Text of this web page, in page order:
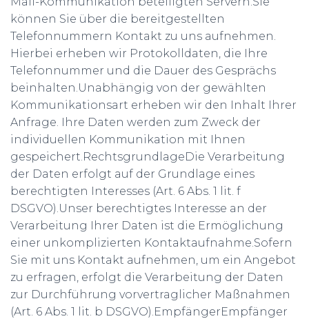
können Sie über die bereitgestellten
Telefonnummern Kontakt zu uns aufnehmen.
Hierbei erheben wir Protokolldaten, die Ihre
Telefonnummer und die Dauer des Gesprächs
beinhalten.Unabhängig von der gewählten
Kommunikationsart erheben wir den Inhalt Ihrer
Anfrage. Ihre Daten werden zum Zweck der
individuellen Kommunikation mit Ihnen
gespeichert.RechtsgrundlageDie Verarbeitung
der Daten erfolgt auf der Grundlage eines
berechtigten Interesses (Art. 6 Abs. 1 lit. f
DSGVO).Unser berechtigtes Interesse an der
Verarbeitung Ihrer Daten ist die Ermöglichung
einer unkomplizierten Kontaktaufnahme.Sofern
Sie mit uns Kontakt aufnehmen, um ein Angebot
zu erfragen, erfolgt die Verarbeitung der Daten
zur Durchführung vorvertraglicher Maßnahmen
(Art. 6 Abs. 1 lit. b DSGVO).EmpfängerEmpfänger